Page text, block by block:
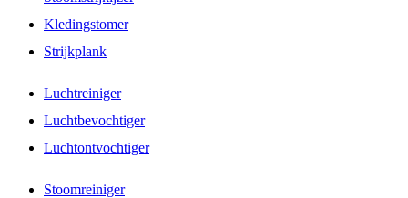
Kledingstomer
Strijkplank
Luchtreiniger
Luchtbevochtiger
Luchtontvochtiger
Stoomreiniger